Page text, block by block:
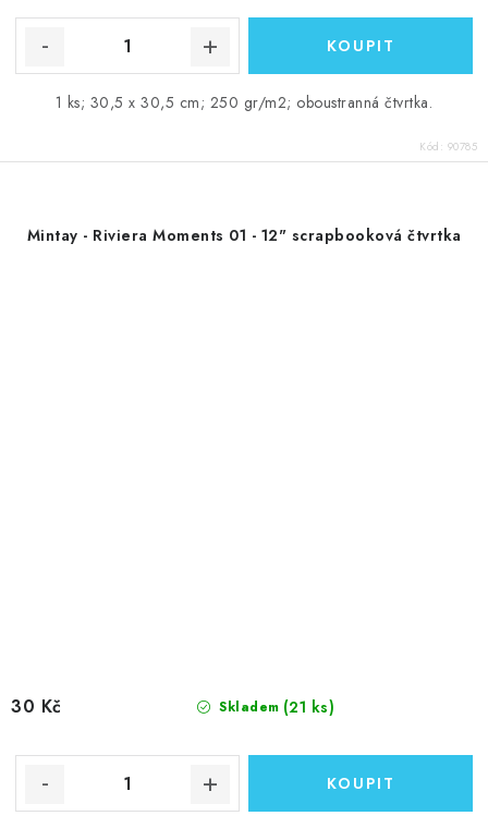
1 ks; 30,5 x 30,5 cm; 250 gr/m2; oboustranná čtvrtka.
Kód: 90785
Mintay - Riviera Moments 01 - 12" scrapbooková čtvrtka
Skladem (21 ks)
30 Kč